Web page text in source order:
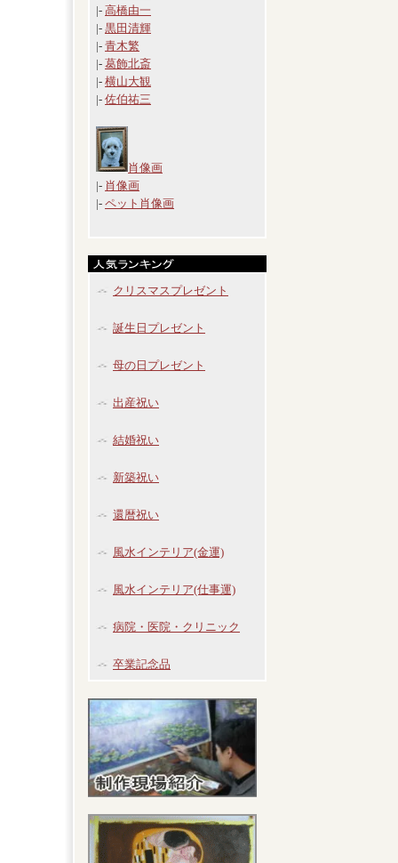
|- 高橋由一
|- 黒田清輝
|- 青木繁
|- 葛飾北斎
|- 横山大観
|- 佐伯祐三
肖像画
|- 肖像画
|- ペット肖像画
クリスマスプレゼント
誕生日プレゼント
母の日プレゼント
出産祝い
結婚祝い
新築祝い
還暦祝い
風水インテリア(金運)
風水インテリア(仕事運)
病院・医院・クリニック
卒業記念品